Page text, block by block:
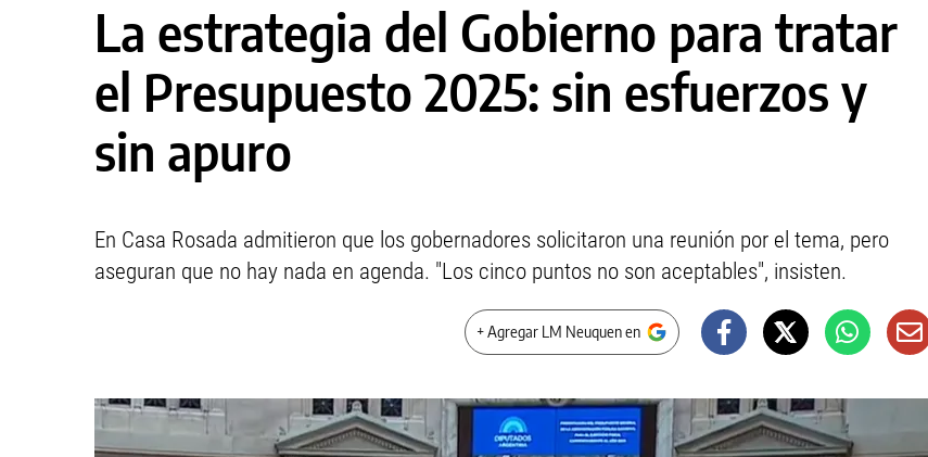
La estrategia del Gobierno para tratar
el Presupuesto 2025: sin esfuerzos y
sin apuro
En Casa Rosada admitieron que los gobernadores solicitaron una reunión por el tema, pero
aseguran que no hay nada en agenda. "Los cinco puntos no son aceptables", insisten.
+ Agregar LM Neuquen en